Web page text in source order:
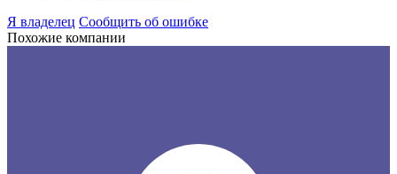
Я владелец Сообщить об ошибке
Похожие компании